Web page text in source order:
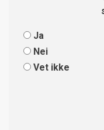
Ja
Nei
Vet ikke